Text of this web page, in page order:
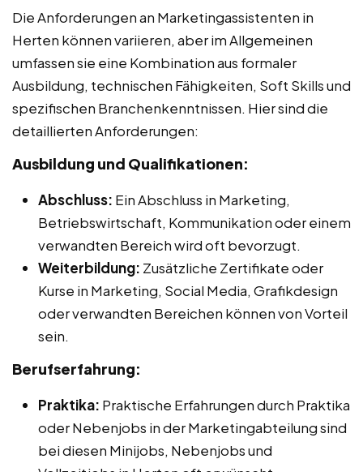
Die Anforderungen an Marketingassistenten in
Herten können variieren, aber im Allgemeinen
umfassen sie eine Kombination aus formaler
Ausbildung, technischen Fähigkeiten, Soft Skills und
spezifischen Branchenkenntnissen. Hier sind die
detaillierten Anforderungen:
Ausbildung und Qualifikationen:
Abschluss: Ein Abschluss in Marketing,
Betriebswirtschaft, Kommunikation oder einem
verwandten Bereich wird oft bevorzugt.
Weiterbildung: Zusätzliche Zertifikate oder
Kurse in Marketing, Social Media, Grafikdesign
oder verwandten Bereichen können von Vorteil
sein.
Berufserfahrung:
Praktika: Praktische Erfahrungen durch Praktika
oder Nebenjobs in der Marketingabteilung sind
bei diesen Minijobs, Nebenjobs und